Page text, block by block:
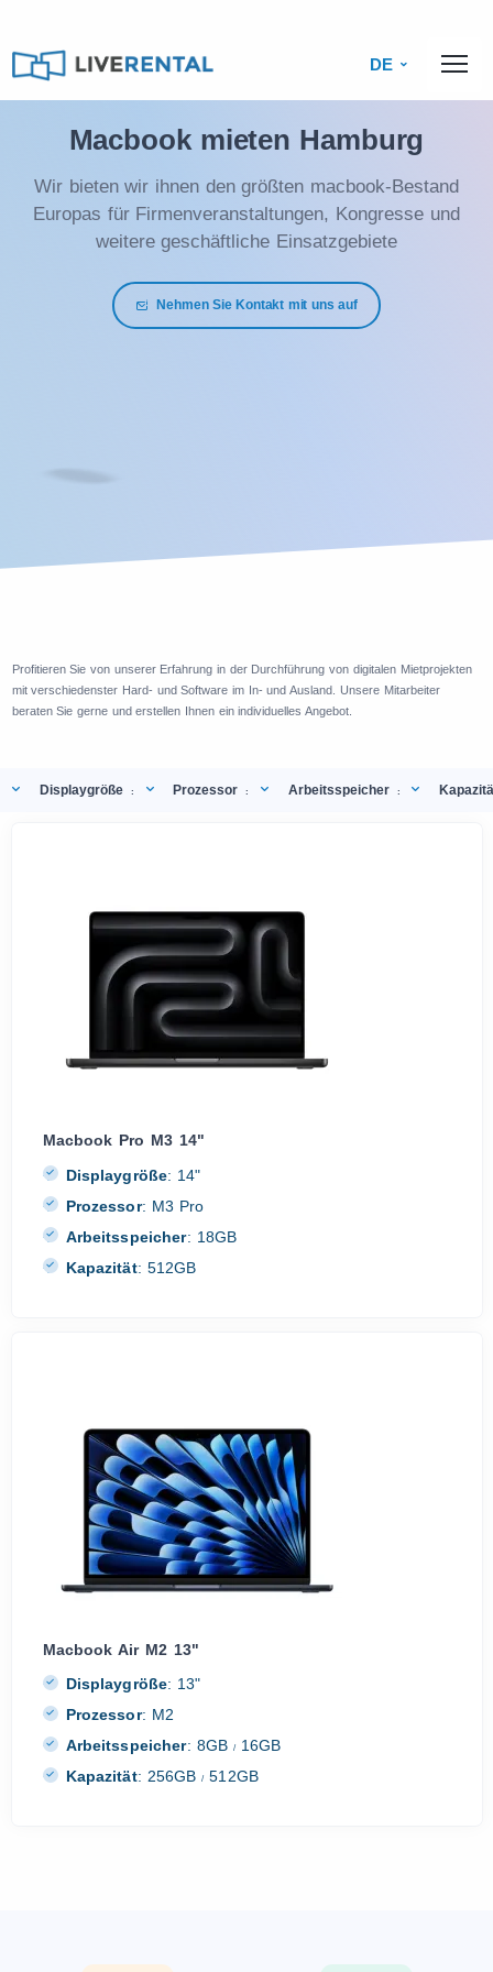
DE
Macbook mieten Hamburg
Wir bieten wir ihnen den größten macbook-Bestand
Europas für Firmenveranstaltungen, Kongresse und
weitere geschäftliche Einsatzgebiete
Nehmen Sie Kontakt mit uns auf
Profitieren Sie von unserer Erfahrung in der Durchführung von digitalen Mietprojekten
mit verschiedenster Hard- und Software im In- und Ausland. Unsere Mitarbeiter
beraten Sie gerne und erstellen Ihnen ein individuelles Angebot.
Macbook Pro M3 14"
Displaygröße: 14"
Prozessor: M3 Pro
Arbeitsspeicher: 18GB
Kapazität: 512GB
Macbook Air M2 13"
Displaygröße: 13"
Prozessor: M2
Arbeitsspeicher: 8GB / 16GB
Kapazität: 256GB/ 512GB
Displaygröße : Prozessor : Arbeitsspeicher :